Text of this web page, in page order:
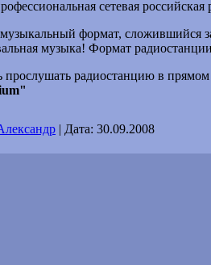
сетевая российская
формат, сложившийся
музыка! Формат
прослушать радиостанцию в
| Дата: 30.09.2008